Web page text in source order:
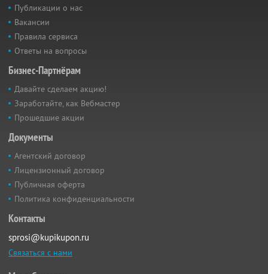
Публикации о нас
Вакансии
Правила сервиса
Ответы на вопросы
Бизнес-Партнёрам
Давайте сделаем акцию!
Заработайте, как Вебмастер
Прошедшие акции
Документы
Агентский договор
Лицензионный договор
Публичная оферта
Политика конфиденциальности
Контакты
sprosi@kupikupon.ru
Связаться с нами